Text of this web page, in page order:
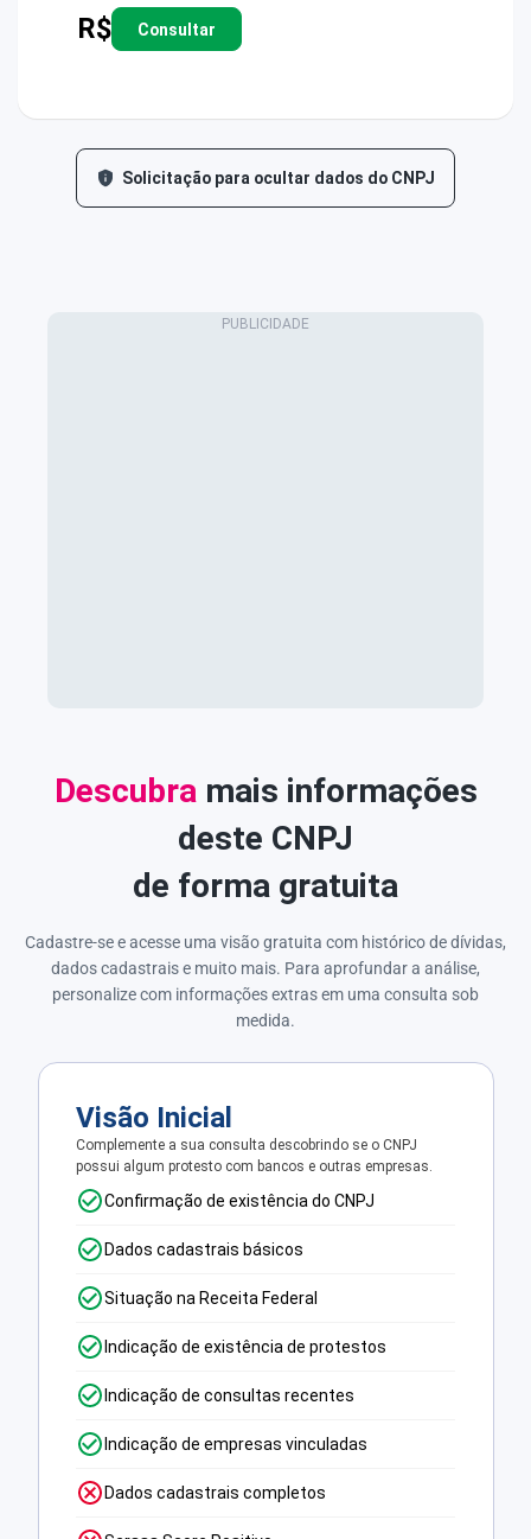
R$ Consultar
Solicitação para ocultar dados do CNPJ
Descubramais informações
deste CNPJ
de forma gratuita
Cadastre-se e acesse uma visão gratuita com histórico de dívidas,
dados cadastrais e muito mais. Para aprofundar a análise,
personalize com informações extras em uma consulta sob
medida.
Visão Inicial
Complemente a sua consulta descobrindo se o CNPJ
possui algum protesto com bancos e outras empresas.
Confirmação de existência do CNPJ
Dados cadastrais básicos
Situação na Receita Federal
Indicação de existência de protestos
Indicação de consultas recentes
Indicação de empresas vinculadas
Dados cadastrais completos